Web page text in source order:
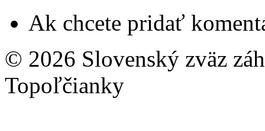
Ak chcete pridať
© 2026 Slovenský zväz
Topoľčianky